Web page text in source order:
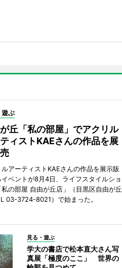
遊ぶ
丘「私の部屋」でアクリル
ィストKAEさんの作品を展
ルアーティストKAEさんの作品を展示販
ベントが8月4日、ライフスタイルショ
私の部屋 自由が丘店」（目黒区自由が丘
03-3724-8021）で始まった。
見る・遊ぶ
学大の書店で松本直大さん写
真展「極度のここ」 世界の